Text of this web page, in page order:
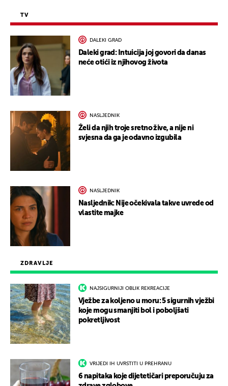
ZDRAVLJE
NAJSIGURNIJI OBLIK REKREACIJE
Vježbe za koljeno u moru: 5 sigurnih vježbi
koje mogu smanjiti bol i poboljšati
pokretljivost
VRIJEDI IH UVRSTITI U PREHRANU
6 napitaka koje dijetetičari preporučuju za
TV
DALEKI GRAD
Daleki grad: Intuicija joj govori da danas
neće otići iz njihovog života
NASLJEDNIK
Želi da njih troje sretno žive, a nije ni
svjesna da ga je odavno izgubila
NASLJEDNIK
Nasljednik: Nije očekivala takve uvrede od
vlastite majke